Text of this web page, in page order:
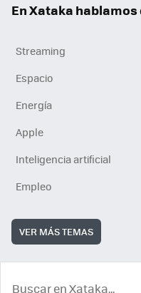
En Xataka hablamos
Streaming
Espacio
Energía
Apple
Inteligencia artificial
Empleo
VER MÁS TEMAS